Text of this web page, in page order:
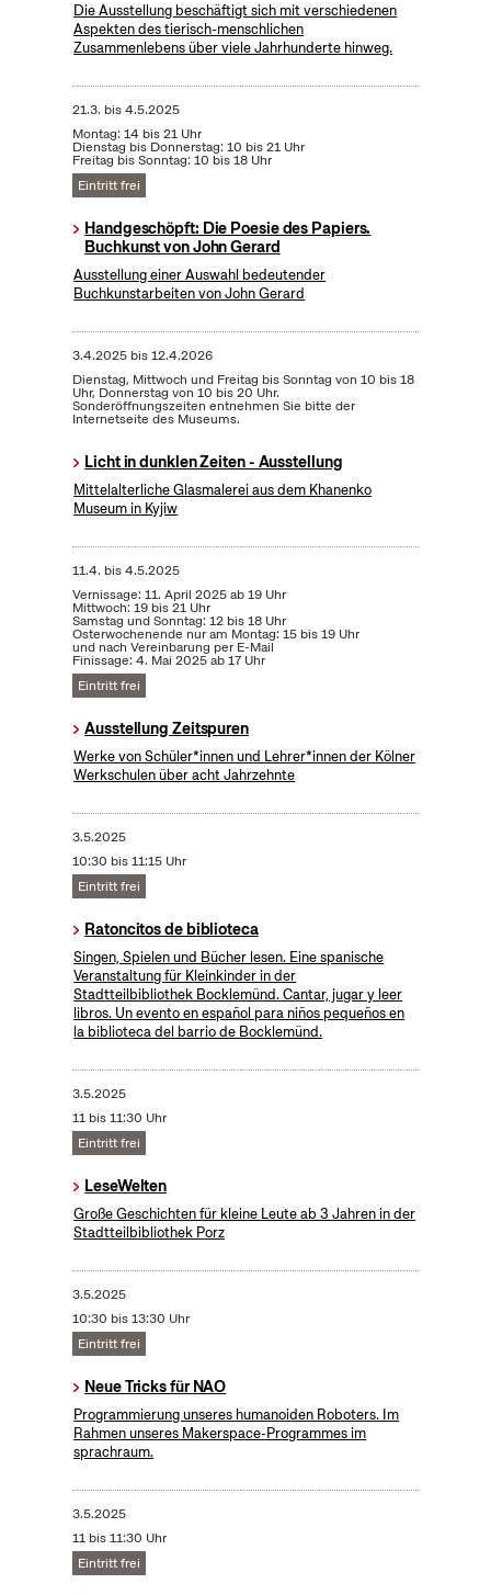
Die Ausstellung beschäftigt sich mit verschiedenen
Aspekten des tierisch-menschlichen
Zusammenlebens über viele Jahrhunderte hinweg.
21.3. bis4.5.2025
Montag: 14 bis 21 Uhr
Dienstag bis Donnerstag: 10 bis 21 Uhr
Freitag bis Sonntag: 10 bis 18 Uhr
Eintritt frei
Handgeschöpft: Die Poesie des Papiers.
Buchkunst von John Gerard
Ausstellung einer Auswahl bedeutender
Buchkunstarbeiten von John Gerard
3.4.2025bis12.4.2026
Dienstag, Mittwoch und Freitag bis Sonntag von 10 bis 18
Uhr, Donnerstag von 10 bis 20 Uhr.
Sonderöffnungszeiten entnehmen Sie bitte der
Internetseite des Museums.
Licht in dunklen Zeiten - Ausstellung
Mittelalterliche Glasmalerei aus dem Khanenko
Museum in Kyjiw
11.4. bis4.5.2025
Vernissage: 11. April 2025 ab 19 Uhr
Mittwoch: 19 bis 21 Uhr
Samstag und Sonntag: 12 bis 18 Uhr
Osterwochenende nur am Montag: 15 bis 19 Uhr
und nach Vereinbarung per E-Mail
Finissage: 4. Mai 2025 ab 17 Uhr
Eintritt frei
Ausstellung Zeitspuren
Werke von Schüler*innen und Lehrer*innen der Kölner
Werkschulen über acht Jahrzehnte
3.5.2025
10:30 bis 11:15 Uhr
Eintritt frei
Ratoncitos de biblioteca
Singen, Spielen und Bücher lesen. Eine spanische
Veranstaltung für Kleinkinder in der
Stadtteilbibliothek Bocklemünd. Cantar, jugar y leer
libros. Un evento en español para niños pequeños en
la biblioteca del barrio de Bocklemünd.
3.5.2025
11 bis 11:30 Uhr
Eintritt frei
LeseWelten
Große Geschichten für kleine Leute ab 3 Jahren in der
Stadtteilbibliothek Porz
3.5.2025
10:30 bis 13:30 Uhr
Eintritt frei
Neue Tricks für NAO
Programmierung unseres humanoiden Roboters. Im
Rahmen unseres Makerspace-Programmes im
sprachraum.
3.5.2025
11 bis 11:30 Uhr
Eintritt frei